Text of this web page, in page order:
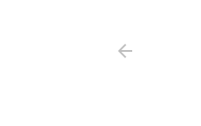
arrow_back